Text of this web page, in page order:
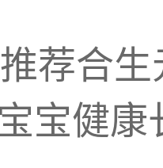
荐合
宝健康